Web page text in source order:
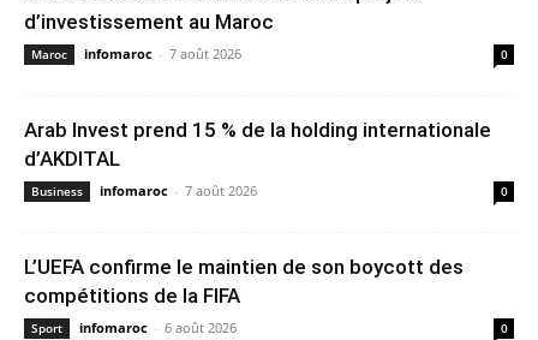
d’investissement au Maroc
Maroc infomaroc - 7 août 2026 0
Arab Invest prend 15 % de la holding internationale
d’AKDITAL
Business infomaroc - 7 août 2026 0
L’UEFA confirme le maintien de son boycott des
compétitions de la FIFA
Sport infomaroc - 6 août 2026 0